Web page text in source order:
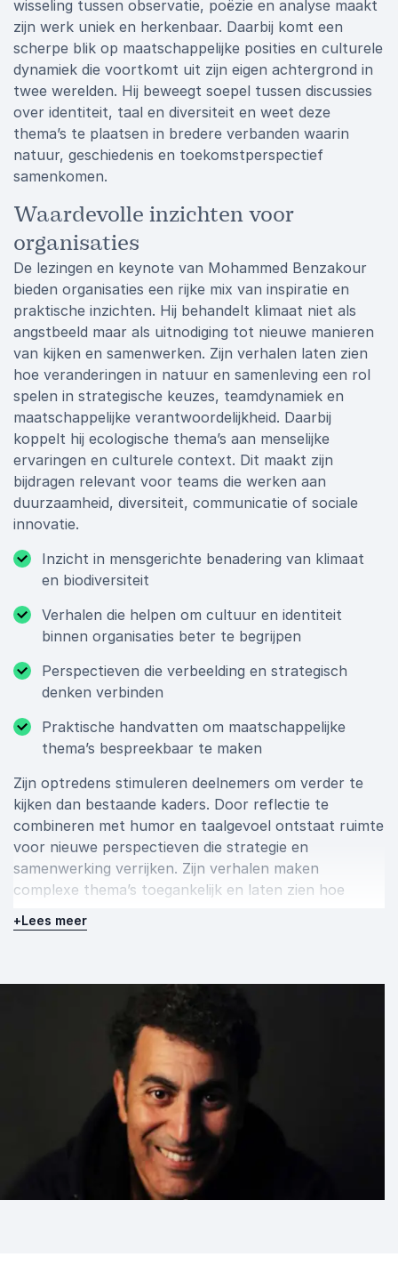
wisseling tussen observatie, poëzie en analyse maakt
zijn werk uniek en herkenbaar. Daarbij komt een
scherpe blik op maatschappelijke posities en culturele
dynamiek die voortkomt uit zijn eigen achtergrond in
twee werelden. Hij beweegt soepel tussen discussies
over identiteit, taal en diversiteit en weet deze
thema’s te plaatsen in bredere verbanden waarin
natuur, geschiedenis en toekomstperspectief
samenkomen.
Waardevolle inzichten voor
organisaties
De lezingen en keynote van Mohammed Benzakour
bieden organisaties een rijke mix van inspiratie en
praktische inzichten. Hij behandelt klimaat niet als
angstbeeld maar als uitnodiging tot nieuwe manieren
van kijken en samenwerken. Zijn verhalen laten zien
hoe veranderingen in natuur en samenleving een rol
spelen in strategische keuzes, teamdynamiek en
maatschappelijke verantwoordelijkheid. Daarbij
koppelt hij ecologische thema’s aan menselijke
ervaringen en culturele context. Dit maakt zijn
bijdragen relevant voor teams die werken aan
duurzaamheid, diversiteit, communicatie of sociale
innovatie.
Inzicht in mensgerichte benadering van klimaat
en biodiversiteit
Verhalen die helpen om cultuur en identiteit
binnen organisaties beter te begrijpen
Perspectieven die verbeelding en strategisch
denken verbinden
Praktische handvatten om maatschappelijke
thema’s bespreekbaar te maken
Zijn optredens stimuleren deelnemers om verder te
kijken dan bestaande kaders. Door reflectie te
combineren met humor en taalgevoel ontstaat ruimte
voor nieuwe perspectieven die strategie en
samenwerking verrijken. Zijn verhalen maken
complexe thema’s toegankelijk en laten zien hoe
organisaties draagkracht en betrokkenheid kunnen
vergroten.
inhuren voor verdieping
Mohammed Benzakour biedt een zeldzame
combinatie van kennis, verbeelding en menselijkheid
die elke bijeenkomst verdiept. Zijn inzichten helpen
teams om maatschappelijke en ecologische
vraagstukken om te zetten in inspiratie en
vernieuwde energie. Boek spreker Mohammed
Benzakour voor sessies die raken en richting geven.
Neem vrijblijvend contact op voor meer informatie of
om meteen een boeking te maken.
+Lees meer